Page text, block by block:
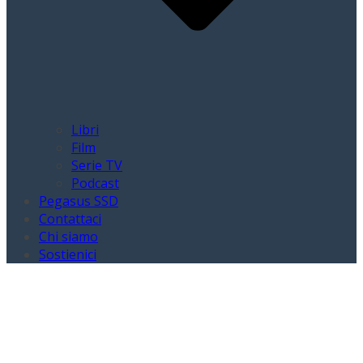
Libri
Film
Serie TV
Podcast
Pegasus SSD
Contattaci
Chi siamo
Sostienici